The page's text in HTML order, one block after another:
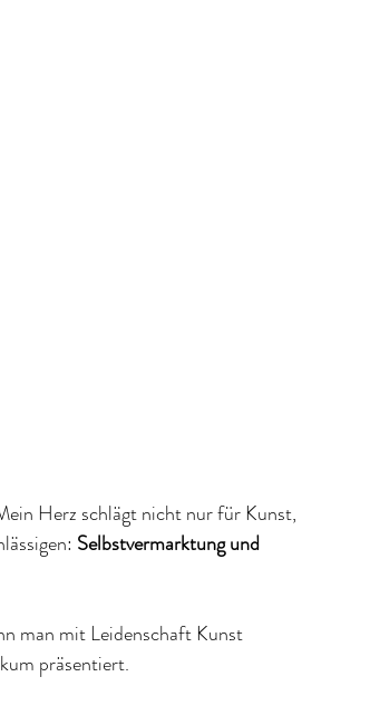
Herz schlägt nicht nur für Kunst,
Selbstvermarktung und
man mit Leidenschaft Kunst
präsentiert.